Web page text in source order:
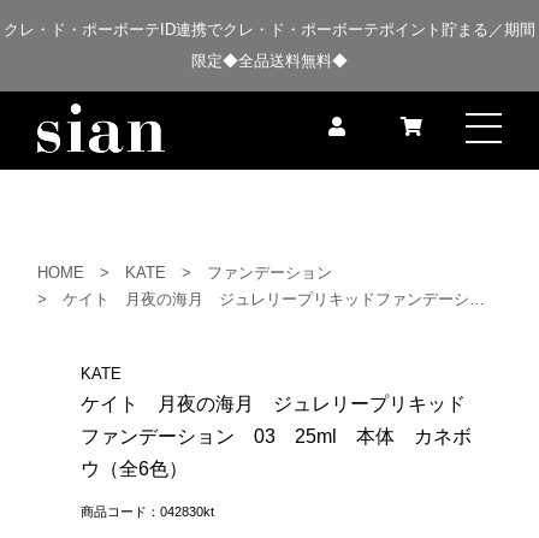
クレ・ド・ポーボーテID連携でクレ・ド・ポーボーテポイント貯まる／期間
限定◆全品送料無料◆
HOME KATE
ファンデーション
ケイト 月夜の海月 ジュレリープリキッドファンデーション 03 25ml 本体 カネボウ（全6色）
KATE
ケイト 月夜の海月 ジュレリープリキッド
ファンデーション 03 25ml 本体 カネボ
ウ（全6色）
商品コード：042830kt